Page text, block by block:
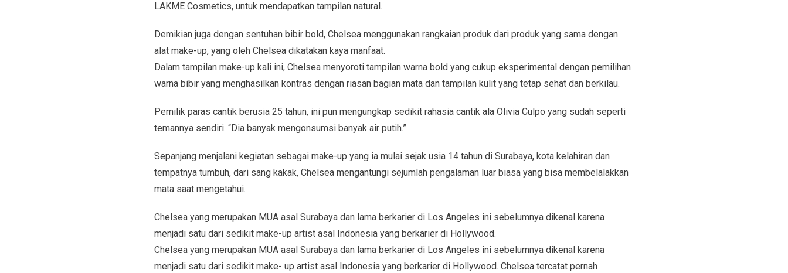
LAKME Cosmetics, untuk mendapatkan tampilan natural.
Demikian juga dengan sentuhan bibir bold, Chelsea menggunakan rangkaian produk dari produk yang sama dengan
alat make-up, yang oleh Chelsea dikatakan kaya manfaat.
Dalam tampilan make-up kali ini, Chelsea menyoroti tampilan warna bold yang cukup eksperimental dengan pemilihan
warna bibir yang menghasilkan kontras dengan riasan bagian mata dan tampilan kulit yang tetap sehat dan berkilau.
Pemilik paras cantik berusia 25 tahun, ini pun mengungkap sedikit rahasia cantik ala Olivia Culpo yang sudah seperti
temannya sendiri. “Dia banyak mengonsumsi banyak air putih.”
Sepanjang menjalani kegiatan sebagai make-up yang ia mulai sejak usia 14 tahun di Surabaya, kota kelahiran dan
tempatnya tumbuh, dari sang kakak, Chelsea mengantungi sejumlah pengalaman luar biasa yang bisa membelalakkan
mata saat mengetahui.
Chelsea yang merupakan MUA asal Surabaya dan lama berkarier di Los Angeles ini sebelumnya dikenal karena
menjadi satu dari sedikit make-up artist asal Indonesia yang berkarier di Hollywood.
Chelsea yang merupakan MUA asal Surabaya dan lama berkarier di Los Angeles ini sebelumnya dikenal karena
menjadi satu dari sedikit make- up artist asal Indonesia yang berkarier di Hollywood. Chelsea tercatat pernah